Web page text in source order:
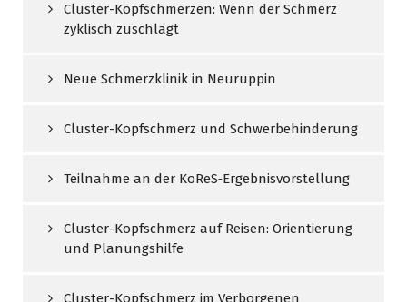
Cluster-Kopfschmerzen: Wenn der Schmerz
zyklisch zuschlägt
Neue Schmerzklinik in Neuruppin
Cluster-Kopfschmerz und Schwerbehinderung
Teilnahme an der KoReS‑Ergebnisvorstellung
Cluster-Kopfschmerz auf Reisen: Orientierung
und Planungshilfe